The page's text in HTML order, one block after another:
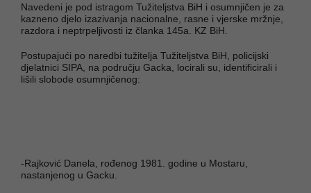
Navedeni je pod istragom Tužiteljstva BiH i osumnjičen je za
kazneno djelo izazivanja nacionalne, rasne i vjerske mržnje,
razdora i neptrpeljivosti iz članka 145a. KZ BiH.
Postupajući po naredbi tužitelja Tužiteljstva BiH, policijski
djelatnici SIPA, na području Gacka, locirali su, identificirali i
lišili slobode osumnjičenog:
-Rajković Danela, rođenog 1981. godine u Mostaru,
nastanjenog u Gacku.